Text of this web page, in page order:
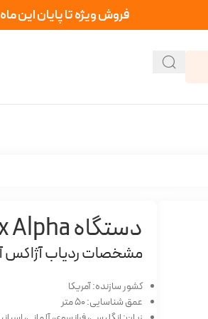
فروش ویژه تا پایان این ماه
دستگاه Ajax Alpha آژاکس آلفا
مشخصات ردیاب آژاکس
کشور سازنده: آمریکا
عمق شناسایی: 50 متر